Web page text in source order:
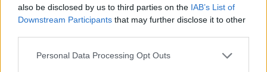
also be disclosed by us to third parties on the IAB’s List of
Downstream Participants that may further disclose it to other
Personal Data Processing Opt Outs